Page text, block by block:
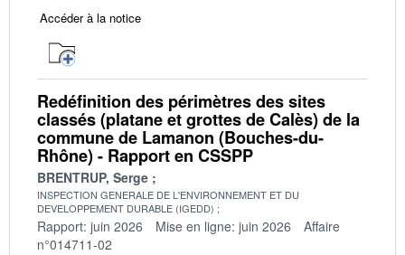
Accéder à la notice
Redéfinition des périmètres des sites
classés (platane et grottes de Calès) de la
commune de Lamanon (Bouches-du-
Rhône) - Rapport en CSSPP
BRENTRUP, Serge
INSPECTION GENERALE DE L'ENVIRONNEMENT ET DU
DEVELOPPEMENT DURABLE (IGEDD)
Rapport: juin 2026 Mise en ligne: juin 2026
Affaire
n°014711-02